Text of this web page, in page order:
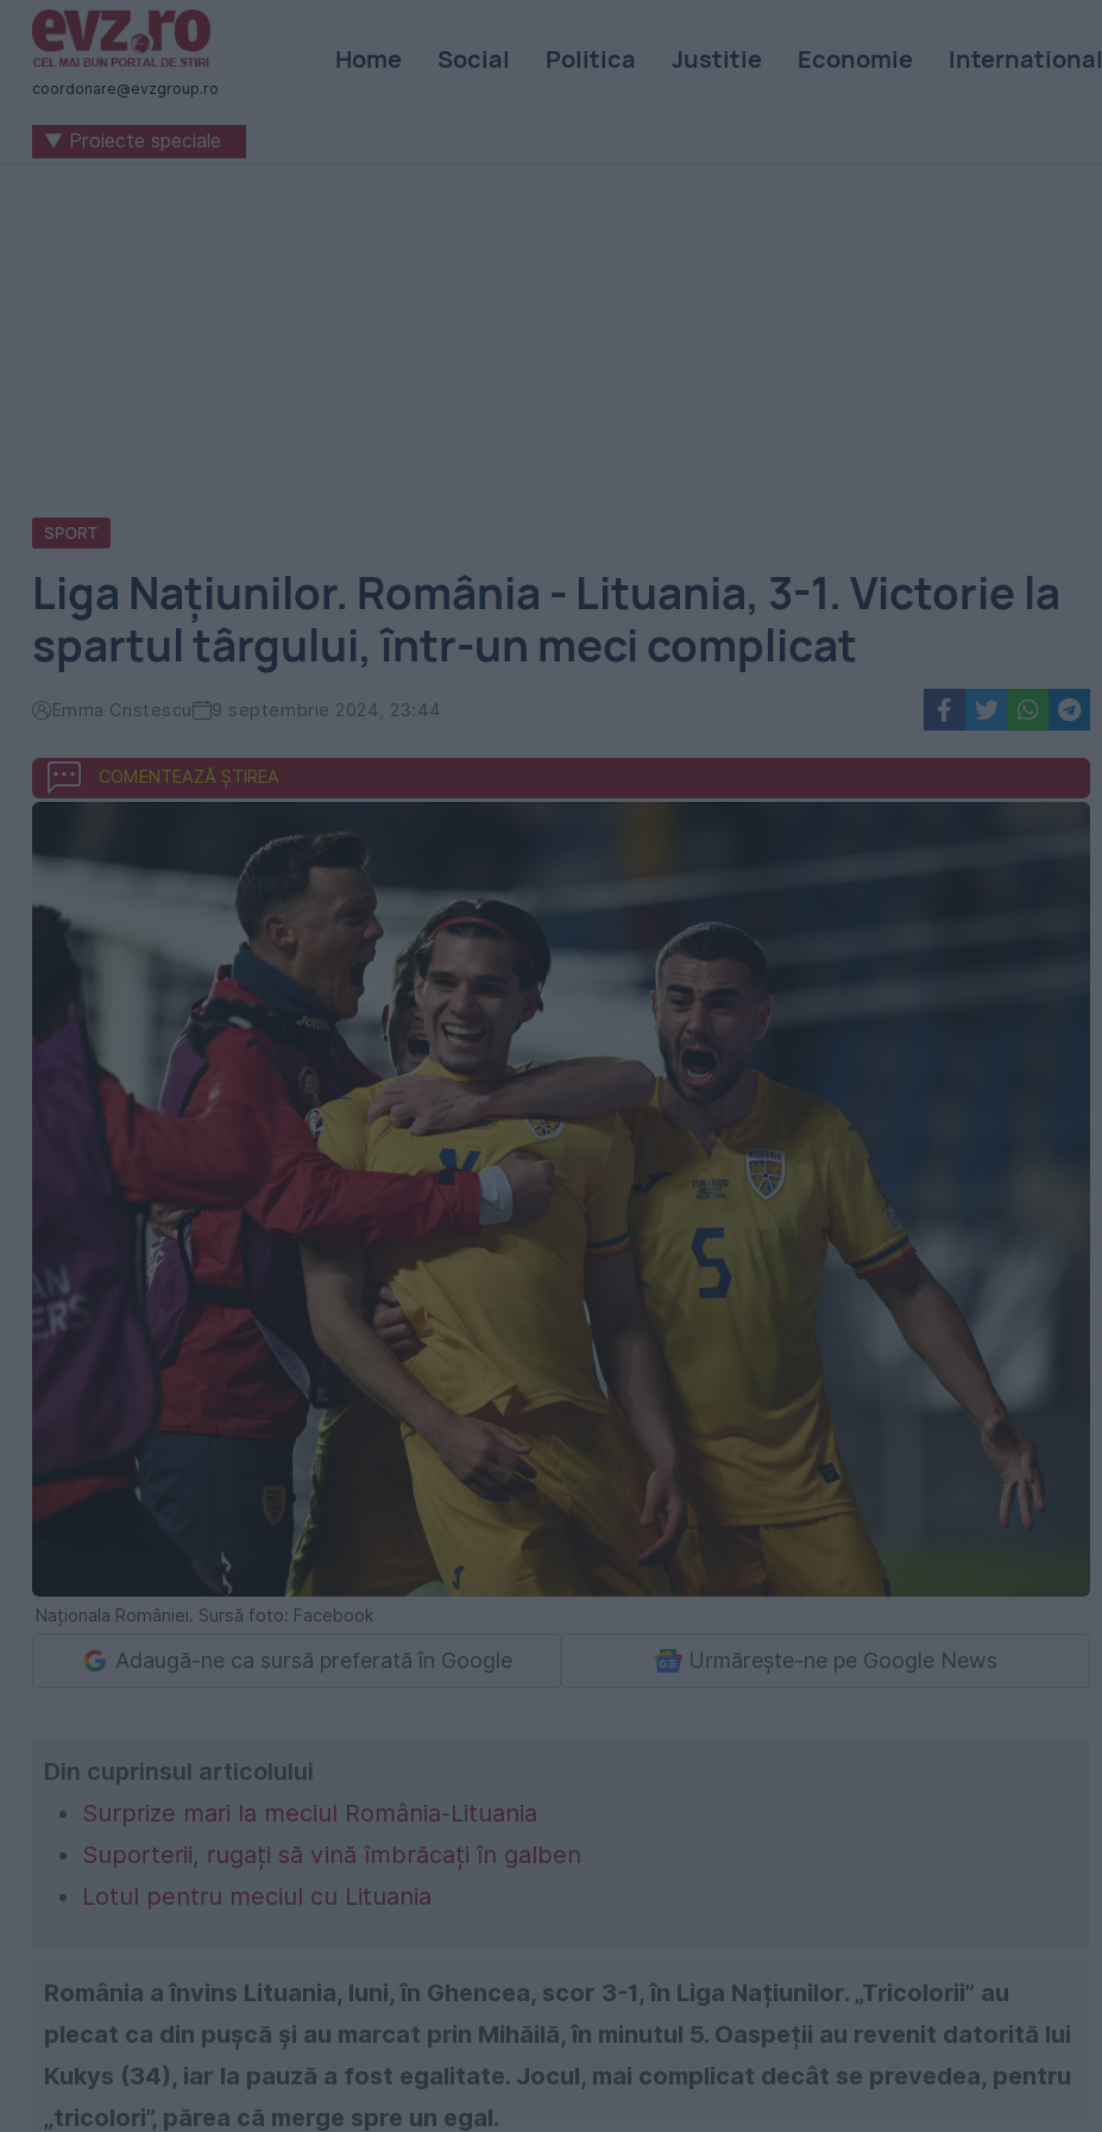
Știri
naționale
internaționale
coordonare@evzgroup.ro
Home Social Politica Justitie Economie International
▼ Proiecte speciale
SPORT
Liga Națiunilor. România - Lituania, 3-1. Victorie la
spartul târgului, într-un meci complicat
Emma Cristescu 9 septembrie 2024, 23:44
COMENTEAZĂ ȘTIREA
Naționala României. Sursă foto: Facebook
Adaugă-ne ca sursă preferată în Google Urmărește-ne pe Google News
Din cuprinsul articolului
Surprize mari la meciul România-Lituania
Suporterii, rugați să vină îmbrăcați în galben
Lotul pentru meciul cu Lituania
România a învins Lituania, luni, în Ghencea, scor 3-1, în Liga Națiunilor. „Tricolorii” au
plecat ca din pușcă și au marcat prin Mihăilă, în minutul 5. Oaspeții au revenit datorită lui
Kukys (34), iar la pauză a fost egalitate. Jocul, mai complicat decât se prevedea, pentru
„tricolori”, părea că merge spre un egal.